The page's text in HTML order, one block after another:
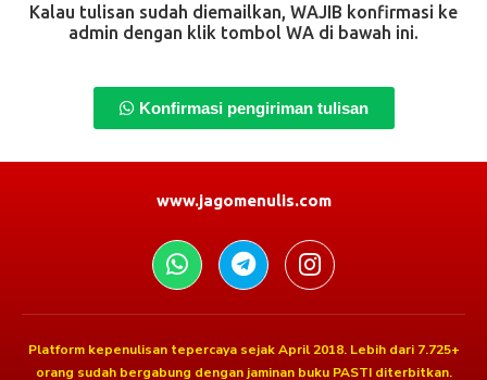
Kalau tulisan sudah diemailkan, WAJIB konfirmasi ke
admin dengan klik tombol WA di bawah ini.
Konfirmasi pengiriman tulisan
www.jagomenulis.com
Platform kepenulisan tepercaya sejak April 2018. Lebih dari 7.725+
orang sudah bergabung dengan jaminan buku PASTI diterbitkan.